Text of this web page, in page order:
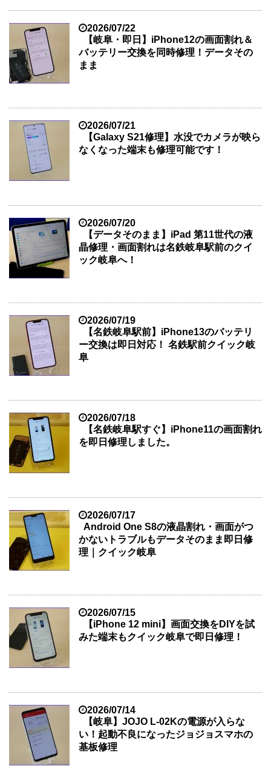
2026/07/22
【岐阜・即日】iPhone12の画面割れ＆
バッテリー交換を同時修理！データその
まま
2026/07/21
【Galaxy S21修理】水没でカメラが映ら
なくなった端末も修理可能です！
2026/07/20
【データそのまま】iPad 第11世代の液
晶修理・画面割れは名鉄岐阜駅前のクイ
ック岐阜へ！
2026/07/19
【名鉄岐阜駅前】iPhone13のバッテリ
ー交換は即日対応！ 名鉄駅前クイック岐
阜
2026/07/18
【名鉄岐阜駅すぐ】iPhone11の画面割れ
を即日修理しました。
2026/07/17
Android One S8の液晶割れ・画面がつ
かないトラブルもデータそのまま即日修
理｜クイック岐阜
2026/07/15
【iPhone 12 mini】画面交換をDIYを試
みた端末もクイック岐阜で即日修理！
2026/07/14
【岐阜】JOJO L-02Kの電源が入らな
い！起動不良になったジョジョスマホの
基板修理